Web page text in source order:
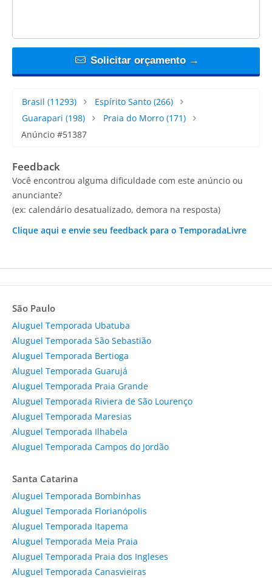
Solicitar orçamento →
Brasil (11293) Espírito Santo(266)
Guarapari (198) Praia do Morro(171)
Anúncio #51387
Feedback
Você encontrou alguma dificuldade com este anúncio ou
anunciante?
(ex: calendário desatualizado, demora na resposta)
Clique aqui e envie seu feedback para o TemporadaLivre
São Paulo
Aluguel Temporada Ubatuba
Aluguel Temporada São Sebastião
Aluguel Temporada Bertioga
Aluguel Temporada Guarujá
Aluguel Temporada Praia Grande
Aluguel Temporada Riviera de São Lourenço
Aluguel Temporada Maresias
Aluguel Temporada Ilhabela
Aluguel Temporada Campos do Jordão
Santa Catarina
Aluguel Temporada Bombinhas
Aluguel Temporada Florianópolis
Aluguel Temporada Itapema
Aluguel Temporada Meia Praia
Aluguel Temporada Praia dos Ingleses
Aluguel Temporada Canasvieiras